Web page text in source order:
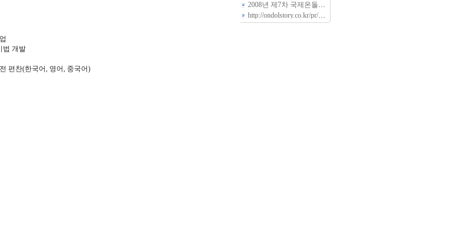
법 개발
편찬(한국어, 영어, 중국어)
2008년 제7차 국제온돌학회 정기총회 회순
http://ondolstory.co.kr/pr/pr05_01.aspx 들러서 감상하시지요...^_^